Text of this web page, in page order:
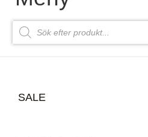
SALE